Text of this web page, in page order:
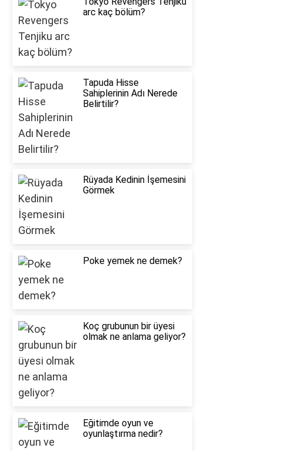
arc kaç bölüm?
Tapuda Hisse
Sahiplerinin Adı Nerede
Belirtilir?
Rüyada Kedinin İşemesini
Görmek
Poke yemek ne demek?
Koç grubunun bir üyesi
olmak ne anlama geliyor?
Eğitimde oyun ve
oyunlaştırma nedir?